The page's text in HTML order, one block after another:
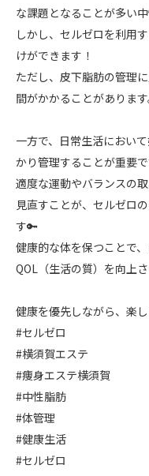
な課題となることが多い中
しかし、セルゼロを利用
けができます！
ただし、皮下脂肪の管理
間がかかることがあります
一方で、日常生活におい
かり管理することが重要で
適度な運動やバランスの
見直すことが、セルゼロ
す🔑
健康的な体を保つことで
QOL（生活の質）を向上
健康を優先しながら、楽
#セルゼロ
#横須賀エステ
#痩身エステ横須賀
#中性脂肪
#体管理
#健康生活
#セルゼロ